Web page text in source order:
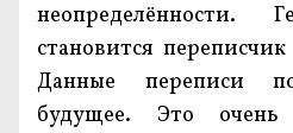
становится
Данные переписи
будущее. Это